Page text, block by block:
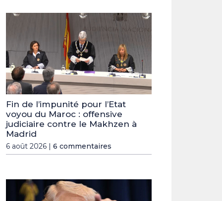
Fin de l’impunité pour l’Etat
voyou du Maroc : offensive
judiciaire contre le Makhzen à
Madrid
6 août 2026 | 6 commentaires